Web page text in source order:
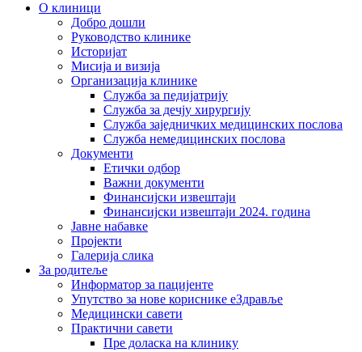
О клиници
Добро дошли
Руководство клинике
Историјат
Мисија и визија
Организација клинике
Служба за педијатрију
Служба за дечју хирургију
Служба заједничких медицинских послова
Служба немедицинских послова
Документи
Етички одбор
Важни документи
Финансијски извештаји
Финансијски извештаји 2024. година
Јавне набавке
Пројекти
Галерија слика
За родитеље
Информатор за пацијенте
Упутство за нове кориснике еЗдравље
Медицински савети
Практични савети
Пре доласка на клинику